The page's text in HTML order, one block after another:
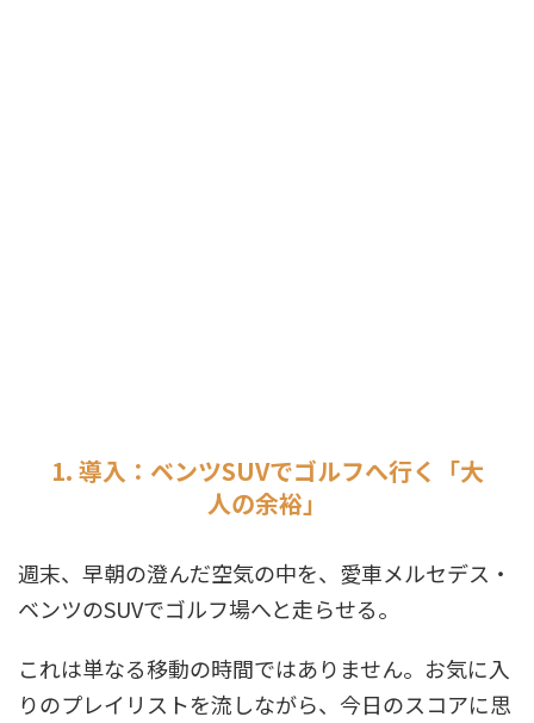
1. 導入：ベンツSUVでゴルフへ行く「大
人の余裕」
週末、早朝の澄んだ空気の中を、愛車メルセデス・
ベンツのSUVでゴルフ場へと走らせる。
これは単なる移動の時間ではありません。お気に入
りのプレイリストを流しながら、今日のスコアに思